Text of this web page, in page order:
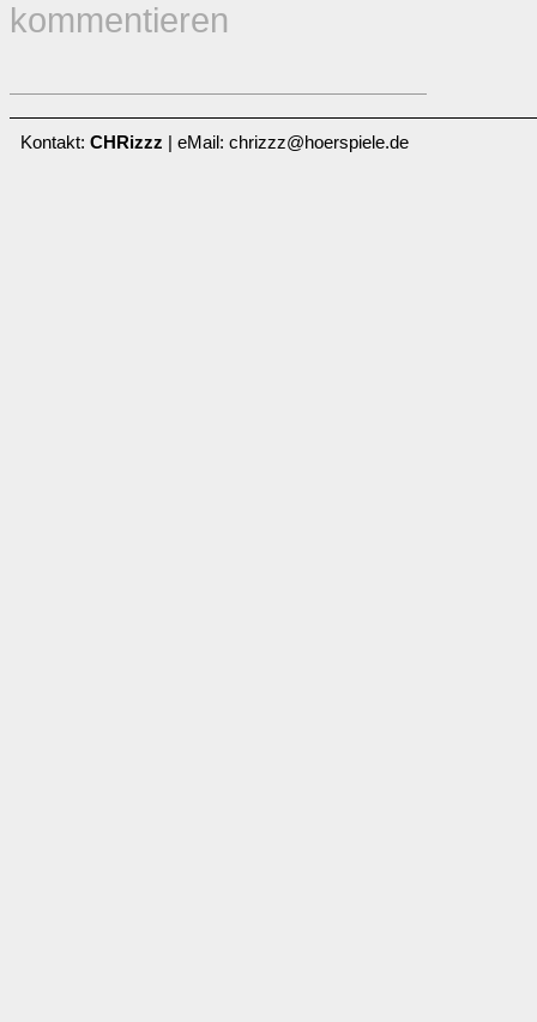
kommentieren
Kontakt: CHRizzz | eMail: chrizzz@hoerspiele.de